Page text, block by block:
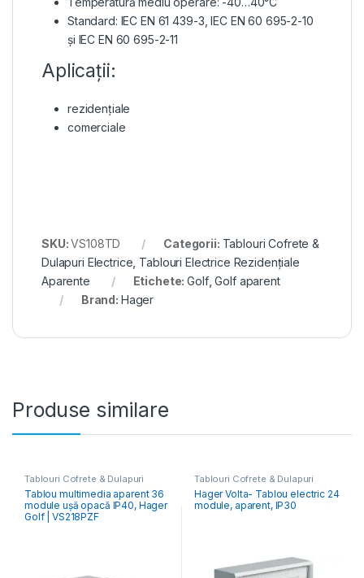
Standard: IEC EN 61 439-3, ΙΕC EN 60 695-2-10
și IEC EN 60 695-2-11
Aplicații:
rezidențiale
comerciale
SKU:VS108TD Categorii: Tablouri Cofrete &
Dulapuri Electrice Tablouri Electrice Rezidențiale
Aparente
Etichete:Golf,Golf aparent
Brand: Hager
Produse similare
Tablouri Cofrete & Dulapuri
Electrice Tablouri Electrice
Hibrid & Multimedia
Tablou multimedia aparent 36
module ușă opacă IP40, Hager
Golf | VS218PZF
Tablouri Cofrete & Dulapuri
Electrice ,Tablouri Electrice
Rezidențiale Aparente
Hager Volta- Tablou electric 24
module, aparent, IP30